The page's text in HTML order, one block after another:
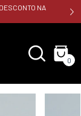
NA
0